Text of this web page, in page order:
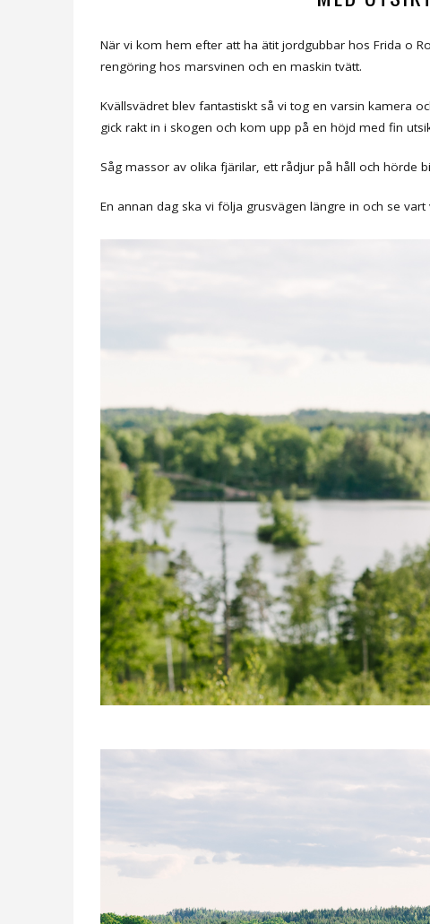
När vi kom hem efter att ha ätit jordgubbar hos Frida o
rengöring hos marsvinen och en maskin tvätt.
Kvällsvädret blev fantastiskt så vi tog en varsin kamera
gick rakt in i skogen och kom upp på en höjd med fin
Såg massor av olika fjärilar, ett rådjur på håll och hörde
En annan dag ska vi följa grusvägen längre in och se